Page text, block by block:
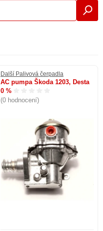
Další Palivová čerpadla
AC pumpa Škoda 1203, Desta
0 %
(0 hodnocení)